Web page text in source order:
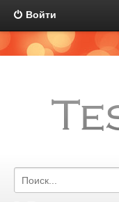
Войти